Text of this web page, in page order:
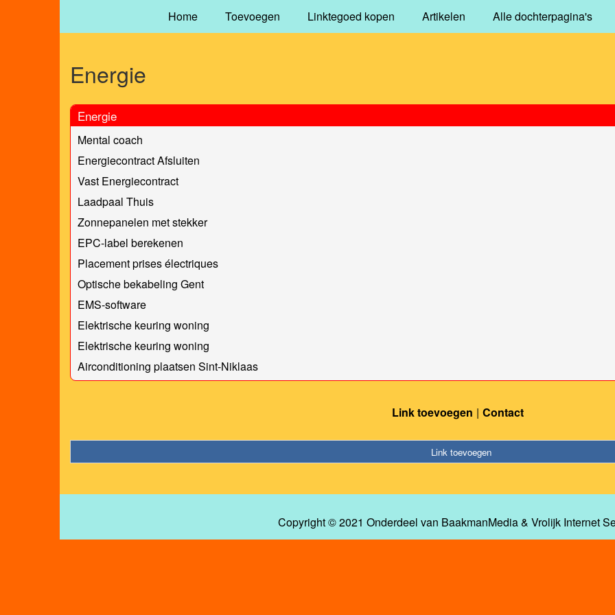
Home Toevoegen Linktegoed kopen Artikelen Alle dochterpagina's
Energie
Energie
Mental coach
Energiecontract Afsluiten
Vast Energiecontract
Laadpaal Thuis
Zonnepanelen met stekker
EPC-label berekenen
Placement prises électriques
Optische bekabeling Gent
EMS-software
Elektrische keuring woning
Elektrische keuring woning
Airconditioning plaatsen Sint-Niklaas
Link toevoegen Contact
Link toevoegen
Copyright © 2021 Onderdeel van BaakmanMedia& Vrolijk Internet